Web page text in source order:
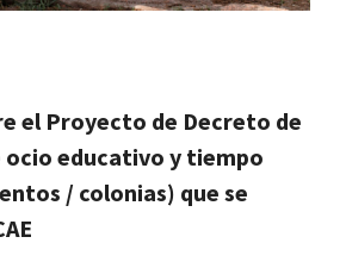
el Proyecto de Decreto de
ocio educativo y tiempo
/ colonias) que se